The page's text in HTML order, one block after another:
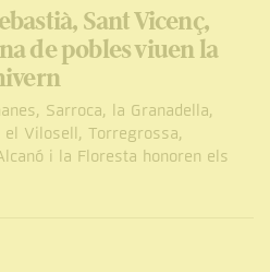
Sant Vicenç,
de pobles viuen la
Sarroca, la Granadella,
Vilosell, Torregrossa,
i la Floresta honoren els